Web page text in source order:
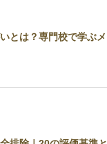
とは？専門校で学ぶ